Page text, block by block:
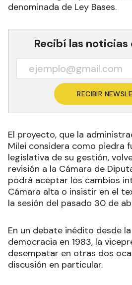
denominada de Ley Bases.
Recibí las noticias
RECIBIR
El proyecto, que la
Milei considera como piedra
legislativa de su gestión,
revisión a la Cámara de
podrá aceptar los cambios
Cámara alta o insistir en el
la sesión del pasado 30 de
En un debate inédito desde
democracia en 1983, la
desempatar en otras dos
discusión en particular.